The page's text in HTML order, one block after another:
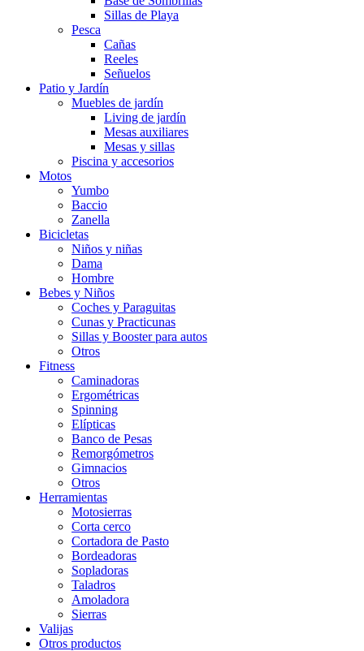
Sillas de Playa
Pesca
Cañas
Reeles
Señuelos
Patio y Jardín
Muebles de jardín
Living de jardín
Mesas auxiliares
Mesas y sillas
Piscina y accesorios
Motos
Yumbo
Baccio
Zanella
Bicicletas
Niños y niñas
Dama
Hombre
Bebes y Niños
Coches y Paraguitas
Cunas y Practicunas
Sillas y Booster para autos
Otros
Fitness
Caminadoras
Ergométricas
Spinning
Elípticas
Banco de Pesas
Remorgómetros
Gimnacios
Otros
Herramientas
Motosierras
Corta cerco
Cortadora de Pasto
Bordeadoras
Sopladoras
Taladros
Amoladora
Sierras
Valijas
Otros productos